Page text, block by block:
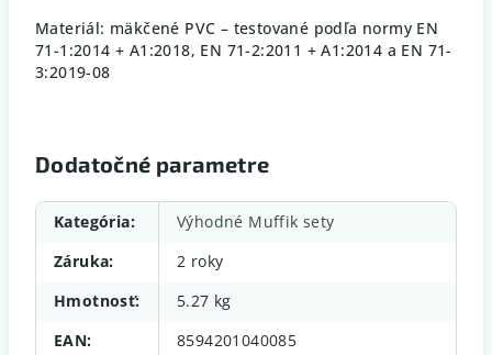
Materiál: mäkčené PVC – testované podľa normy EN
71-1:2014 + A1:2018, EN 71-2:2011 + A1:2014 a EN 71-
3:2019-08
Dodatočné parametre
Kategória:
Výhodné Muffik sety
Záruka:
2 roky
Hmotnosť:
5.27 kg
EAN:
8594201040085